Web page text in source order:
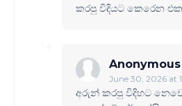
කරපු විදියට කෙරෙන
Anonymous
June 30, 2026 at
අරුන් කරපු විදිහට